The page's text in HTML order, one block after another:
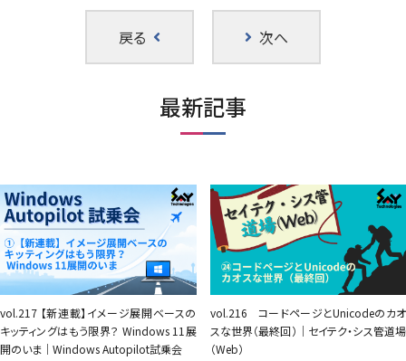
戻る 次へ
最新記事
vol.217 【新連載】イメージ展開ベースの
キッティングはもう限界？ Windows 11展
開のいま｜Windows Autopilot試乗会
vol.216 コードページとUnicodeのカオ
スな世界（最終回）｜セイテク・シス管道場
（Web）